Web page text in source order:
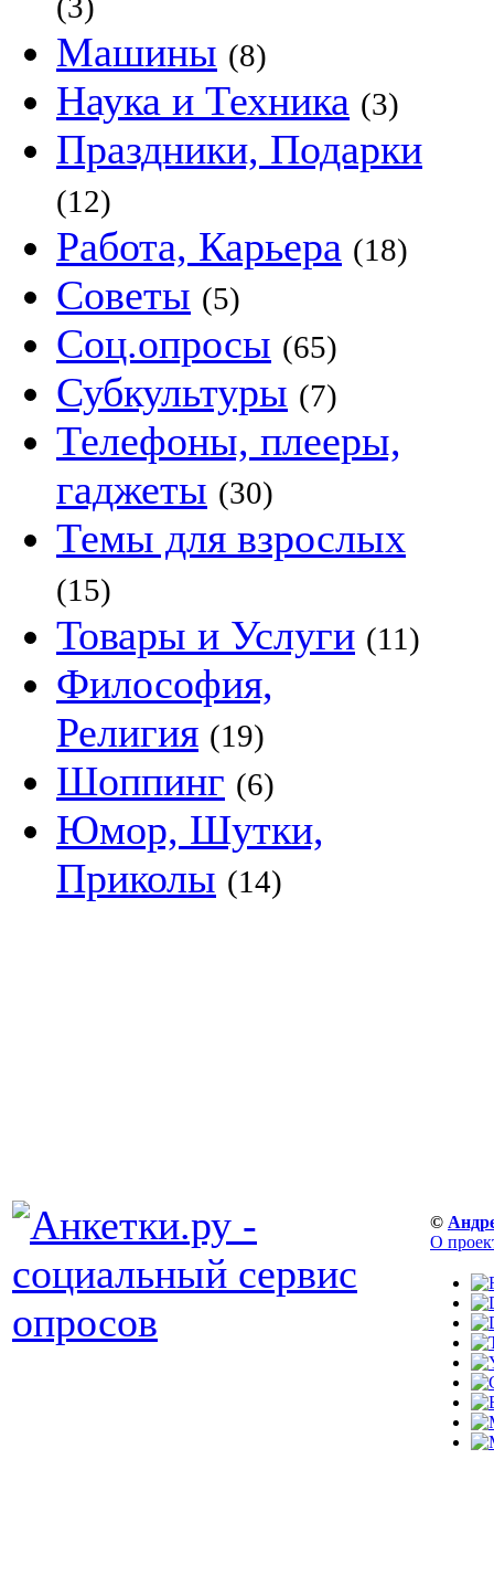
Машины (8)
Наука и Техника (3)
Праздники, Подарки
(12)
Работа, Карьера (18)
Советы (5)
Соц.опросы (65)
Субкультуры (7)
Телефоны, плееры,
гаджеты (30)
Темы для взрослых
(15)
Товары и Услуги (11)
Философия,
Религия (19)
Шоппинг (6)
Юмор, Шутки,
Приколы (14)
©
О